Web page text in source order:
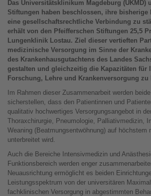
Das Universitätsklinikum Magdeburg (UKMD)
Stiftungen haben beschlossen, ihre bisherige
eine gesellschaftsrechtliche Verbindung zu
erhält von den Pfeifferschen Stiftungen 25,5
Lungenklinik Lostau. Ziel dieser vertieften
medizinische Versorgung im Sinne der
des Krankenhausgutachtens des Landes
gestalten und gleichzeitig die Kapazitäten für
Forschung, Lehre und Krankenversorgung zu
Im Rahmen dieser Zusammenarbeit werden
sicherstellen, dass den Patientinnen und
qualitativ hochwertiges Versorgungsangebot in
Thoraxchirurgie, Pneumologie, Palliativmedizin,
Weaning (Beatmungsentwöhnung) auf höchstem
unterbreitet wird.
Auch die Bereiche Intensivmedizin und
Funktionsbereich werden enger
Neuausrichtung ermöglicht es beiden
Leistungsspektrum von der universitären
fachklinischen Versorgung in abgestimmten